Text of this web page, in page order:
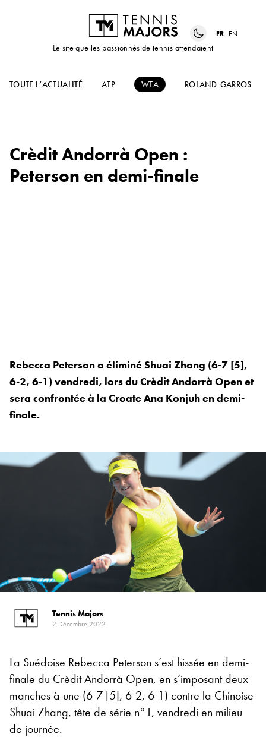
Le site que les passionnés de tennis attendaient
FR EN
TOUTE L’ACTUALITÉ ATP WTA ROLAND-GARROS
Crèdit Andorrà Open :
Peterson en demi-finale
Rebecca Peterson a éliminé Shuai Zhang (6-7 [5],
6-2, 6-1) vendredi, lors du Crèdit Andorrà Open et
sera confrontée à la Croate Ana Konjuh en demi-
finale.
Tennis Majors
2 Décembre 2022
La Suédoise Rebecca Peterson s’est hissée en demi-
finale du Crèdit Andorrà Open, en s’imposant deux
manches à une (6-7 [5], 6-2, 6-1) contre la Chinoise
Shuai Zhang, tête de série n°1, vendredi en milieu
de journée.